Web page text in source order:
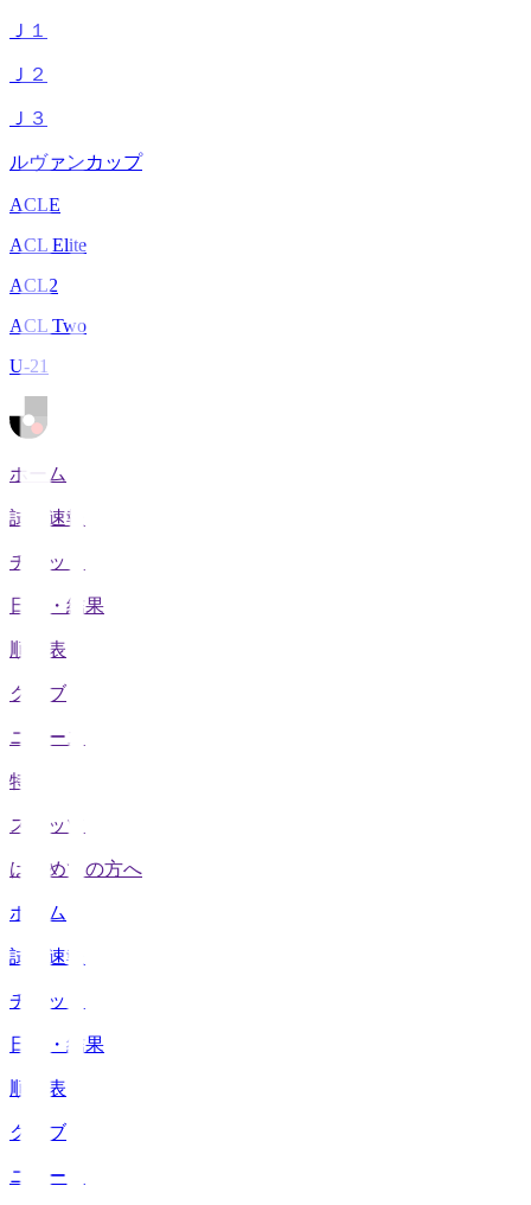
Ｊ１
Ｊ２
Ｊ３
ルヴァンカップ
ACLE
ACL Elite
ACL2
ACL Two
U-21
ホーム
試合速報
チケット
日程・結果
順位表
クラブ
ニュース
特集
スタッツ
はじめての方へ
ホーム
試合速報
チケット
日程・結果
順位表
クラブ
ニュース